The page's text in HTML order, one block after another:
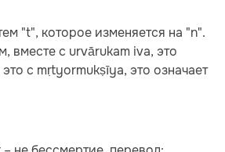
"t", которое изменяется на "n".
вместе с urvārukam iva, это
с mṛtyormukṣīya, это означает